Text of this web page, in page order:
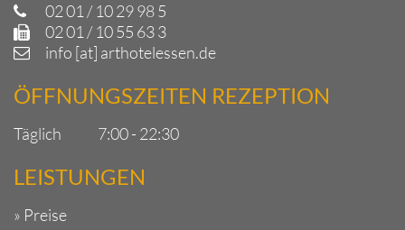
02 01 / 10 29 98 5
02 01 / 10 55 63 3
info [at] arthotelessen.de
ÖFFNUNGSZEITEN REZEPTION
Täglich 7:00 - 22:30
LEISTUNGEN
» Preise